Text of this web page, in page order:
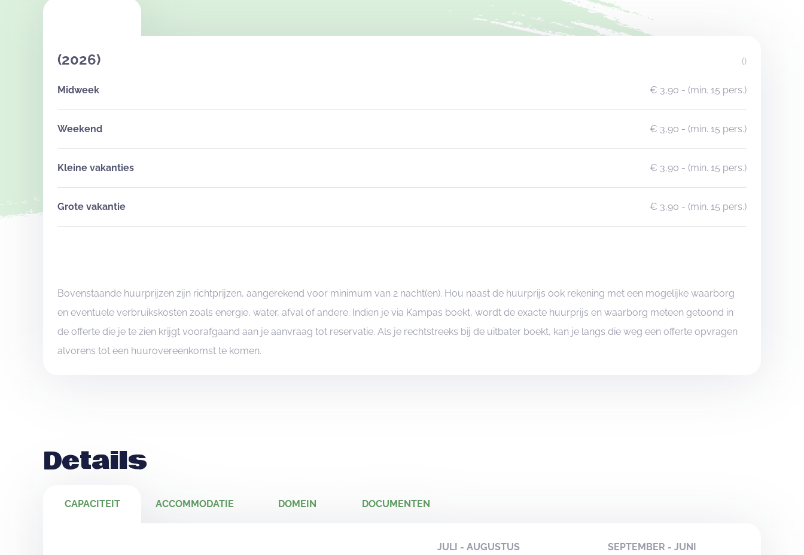
(2026) ()
Midweek € 3,90 - (min. 15 pers.)
Weekend € 3,90 - (min. 15 pers.)
Kleine vakanties € 3,90 - (min. 15 pers.)
Grote vakantie € 3,90 - (min. 15 pers.)
Bovenstaande huurprijzen zijn richtprijzen, aangerekend voor minimum van 2 nacht(en). Hou naast de huurprijs ook rekening met een mogelijke waarborg
en eventuele verbruikskosten zoals energie, water, afval of andere. Indien je via Kampas boekt, wordt de exacte huurprijs en waarborg meteen getoond in
de offerte die je te zien krijgt voorafgaand aan je aanvraag tot reservatie. Als je rechtstreeks bij de uitbater boekt, kan je langs die weg een offerte opvragen
alvorens tot een huurovereenkomst te komen.
Details
CAPACITEIT ACCOMMODATIE DOMEIN DOCUMENTEN
JULI - AUGUSTUS SEPTEMBER - JUNI